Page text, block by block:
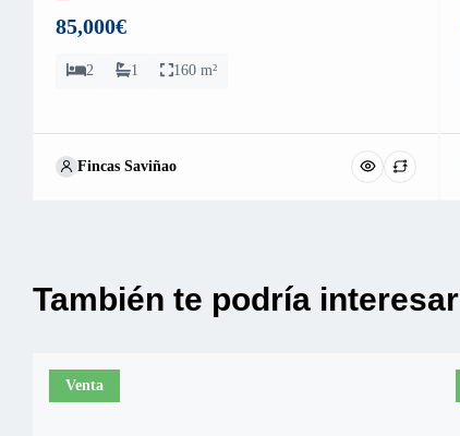
85,000€
2 1 160 m²
Fincas Saviñao
También te podría interesar
Venta